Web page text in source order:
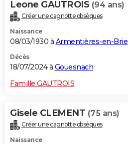
Leone GAUTROIS (94 ans)
Créer une cagnotte obsèques
Naissance
08/03/1930 à Armentières-en-Brie
Décès
18/07/2024 à Gouesnach
Famille GAUTROIS
Gisele CLEMENT (75 ans)
Créer une cagnotte obsèques
Naissance